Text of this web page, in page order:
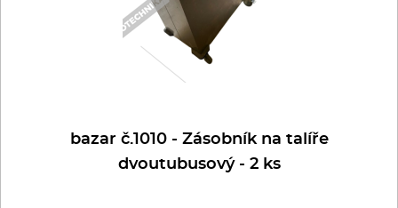
bazar č.1010 - Zásobník na talíře
dvoutubusový - 2 ks